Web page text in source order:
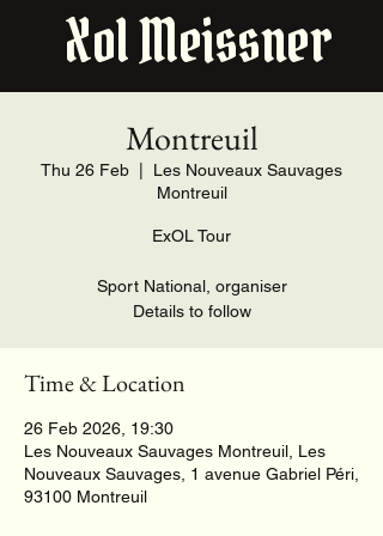
Xol Meissner
Montreuil
Thu 26 Feb
Les Nouveaux Sauvages
Montreuil
ExOL Tour
Sport National, organiser
Details to follow
Time & Location
26 Feb 2026, 19:30
Les Nouveaux Sauvages Montreuil, Les
Nouveaux Sauvages, 1 avenue Gabriel Péri,
93100 Montreuil